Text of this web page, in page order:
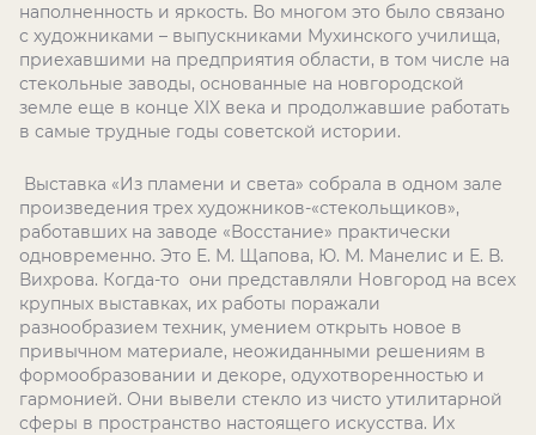
наполненность и яркость. Во многом это было связано
с художниками – выпускниками Мухинского училища,
приехавшими на предприятия области, в том числе на
стекольные заводы, основанные на новгородской
земле еще в конце XIX века и продолжавшие работать
в самые трудные годы советской истории.
Выставка «Из пламени и света» собрала в одном зале
произведения трех художников-«стекольщиков»,
работавших на заводе «Восстание» практически
одновременно. Это Е. М. Щапова, Ю. М. Манелис и Е. В.
Вихрова. Когда-то они представляли Новгород на всех
крупных выставках, их работы поражали
разнообразием техник, умением открыть новое в
привычном материале, неожиданными решениям в
формообразовании и декоре, одухотворенностью и
гармонией. Они вывели стекло из чисто утилитарной
сферы в пространство настоящего искусства. Их